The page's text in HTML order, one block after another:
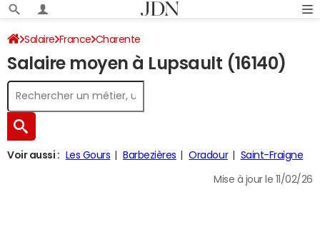
Salaire France Charente
Salaire moyen à Lupsault (16140)
Voir aussi : Les Gours Barbezières Oradour Saint-Fraigne
Mise à jour le 11/02/26